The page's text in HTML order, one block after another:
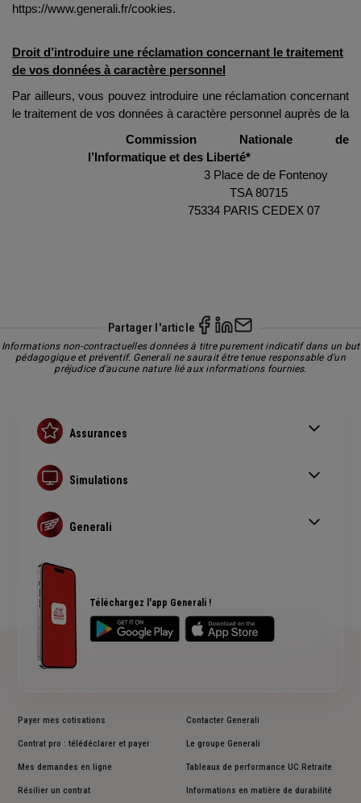
https://www.generali.fr/cookies.
Droit d’introduire une réclamation concernant le traitement
de vos données à caractère personnel
Par ailleurs, vous pouvez introduire une réclamation concernant
le traitement de vos données à caractère personnel auprès de la
Commission Nationale de
l’Informatique et des Liberté*
3 Place de de Fontenoy
TSA 80715
75334 PARIS CEDEX 07
Partager l'article
Informations non-contractuelles données à titre purement indicatif dans un but
pédagogique et préventif. Generali ne saurait être tenue responsable d'un
préjudice d'aucune nature lié aux informations fournies.
Téléchargez l'app Generali !
Assurances
Assurance habitation
Assurance prêt immobilier
Complémentaire santé senior
Simulations
Devis assurance habitation
Simulation assurance de prêt immobilier
Generali
Rendements fonds euros Generali
Accessibilité sourds et malentendants
Avis clients Generali
Payer mes cotisations
Contrat pro : télédéclarer et payer
Mes demandes en ligne
Résilier un contrat
Contacter Generali
Le groupe Generali
Tableaux de performance UC Retraite
Informations en matière de durabilité